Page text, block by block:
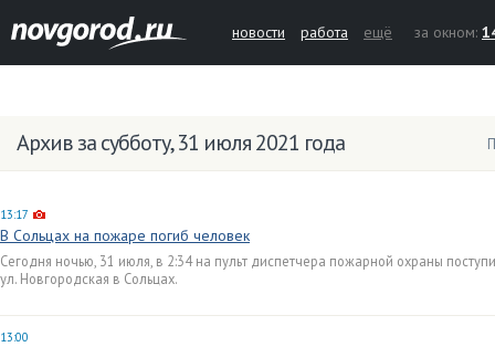
новости работа ещё за окном:
Архив за субботу, 31 июля 2021 года
13:17
В Сольцах на пожаре погиб человек
Сегодня ночью, 31 июля, в 2:34 на пульт диспетчера пожарной охраны
ул. Новгородская в Сольцах.
13:00